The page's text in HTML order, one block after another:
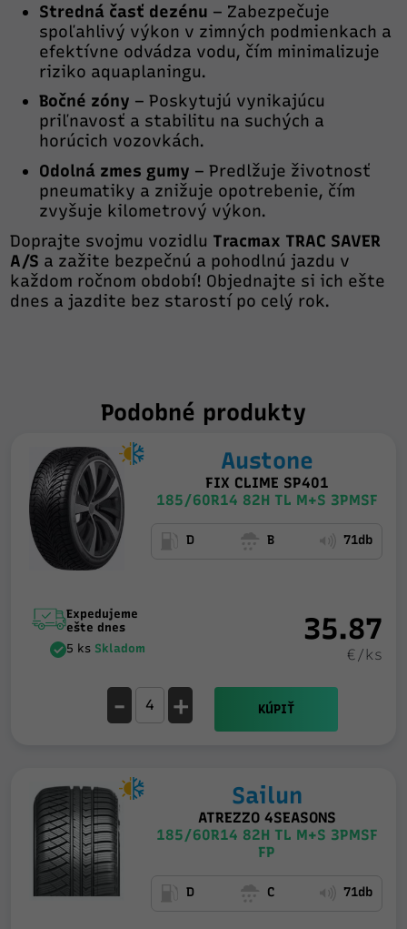
Stredná časť dezénu – Zabezpečuje
spoľahlivý výkon v zimných podmienkach a
efektívne odvádza vodu, čím minimalizuje
riziko aquaplaningu.
Bočné zóny – Poskytujú vynikajúcu
priľnavosť a stabilitu na suchých a
horúcich vozovkách.
Odolná zmes gumy – Predlžuje životnosť
pneumatiky a znižuje opotrebenie, čím
zvyšuje kilometrový výkon.
Doprajte svojmu vozidlu Tracmax TRAC SAVER
A/S a zažite bezpečnú a pohodlnú jazdu v
každom ročnom období! Objednajte si ich ešte
dnes a jazdite bez starostí po celý rok.
Podobné produkty
Austone
FIX CLIME SP401
185/60R14 82H TL M+S 3PMSF
D B 71db
Expedujeme
ešte dnes
5 ks Skladom
35.87
€/ks
- + KÚPIŤ
Sailun
ATREZZO 4SEASONS
185/60R14 82H TL M+S 3PMSF
FP
D C 71db